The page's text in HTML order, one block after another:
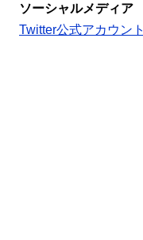
ソーシャルメディア
Twitter公式アカウント